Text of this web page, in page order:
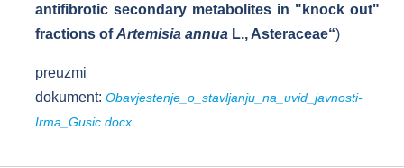
antifibrotic secondary metabolites in "knock out"
fractions ofArtemisia annua L., Asteraceae“)
preuzmi
dokument: Obavjestenje_o_stavljanju_na_uvid_javnosti-
Irma_Gusic.docx